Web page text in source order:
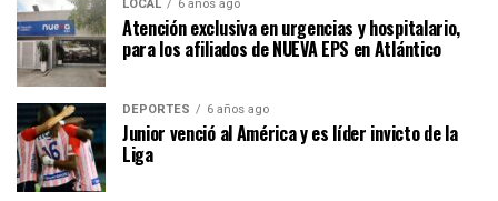
LOCAL 6 años ago
Atención exclusiva en urgencias y hospitalario,
para los afiliados de NUEVA EPS en Atlántico
DEPORTES 6 años ago
Junior venció al América y es líder invicto de la
Liga